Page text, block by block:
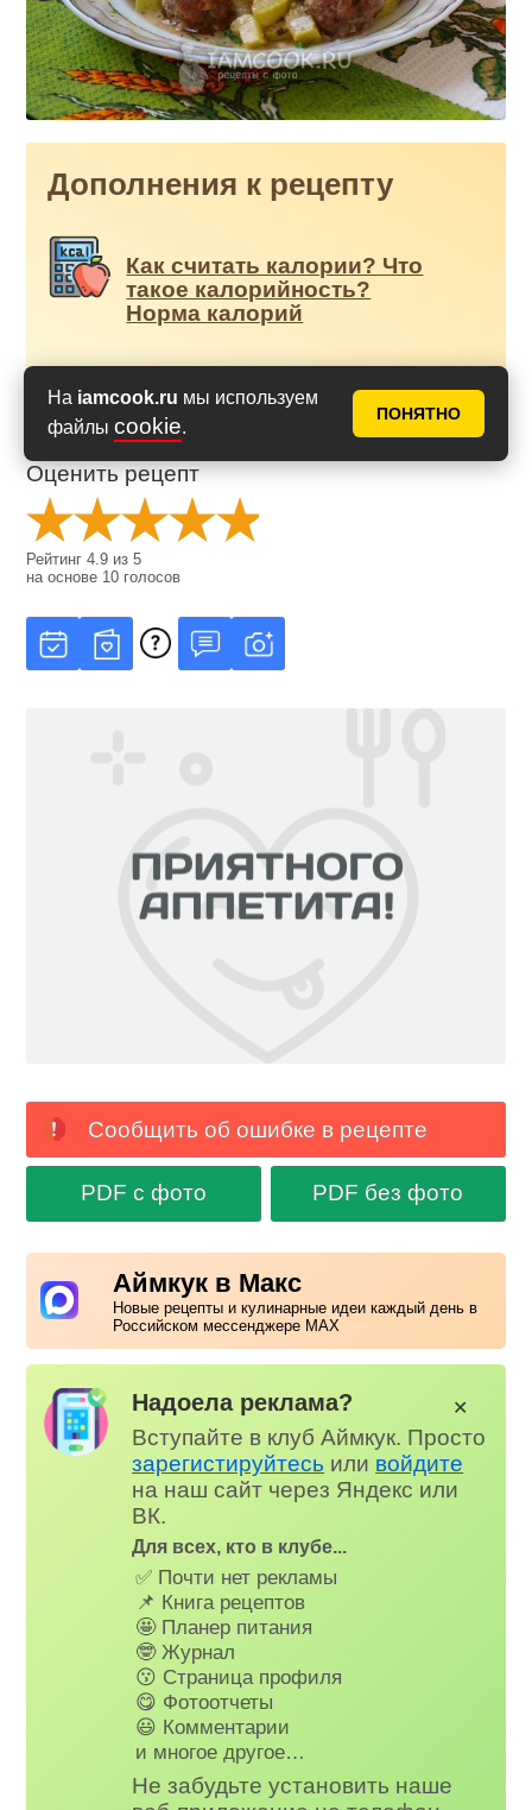
На iamcook.ru мы используем
файлы cookie.
ПОНЯТНО
Дополнения к рецепту
Как считать калории? Что
такое калорийность?
Норма калорий
Оценить рецепт
Рейтинг4.9 из5
на основе 10 голосов
Сообщить об ошибке в рецепте
PDF с фото PDF без фото
Аймкук в Макс
Новые рецепты и кулинарные идеи каждый день в
Российском мессенджере MAX
Надоела реклама?
Вступайте в клуб Аймкук. Просто
зарегистируйтесь или войдите
на наш сайт через Яндекс или
ВК.
Для всех, кто в клубе...
✅ Почти нет рекламы
📌 Книга рецептов
🤩 Планер питания
🤓 Журнал
😗 Страница профиля
😋 Фотоотчеты
😃 Комментарии
и многое другое…
Не забудьте установить наше
✕